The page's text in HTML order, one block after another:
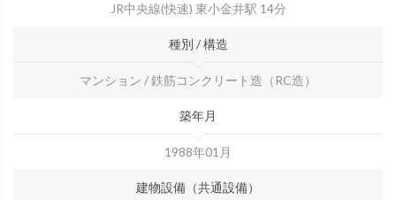
JR中央線(快速) 東小金井駅 14分
種別 / 構造
マンション / 鉄筋コンクリート造（RC造）
築年月
1988年01月
建物設備（共通設備）